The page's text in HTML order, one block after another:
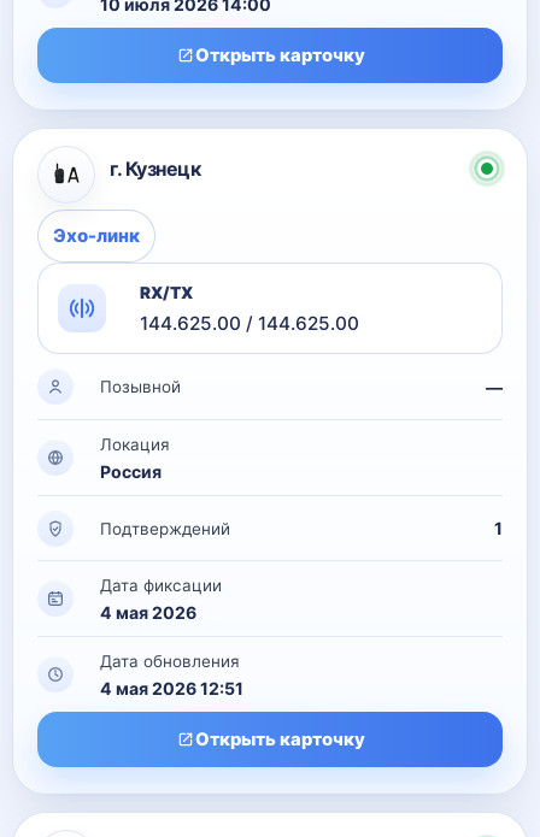
10 июля 2026 14:00
Открыть карточку
г. Кузнецк
Эхо-линк
RX/TX
144.625.00 / 144.625.00
Позывной —
Локация
Россия
Подтверждений 1
Дата фиксации
4 мая 2026
Дата обновления
4 мая 2026 12:51
Открыть карточку